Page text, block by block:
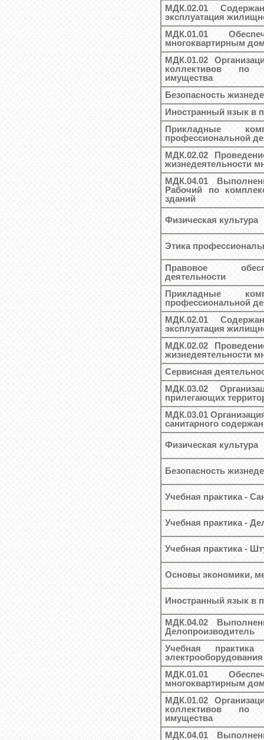
МДК.02.01
эксплуатация
МДК.01.01
многоквартирным
МДК.01.02
коллективов по
имущества
Безопасность
Иностранный язык в
Прикладные
профессиональной
МДК.02.02
жизнедеятельности
МДК.04.01
Рабочий по
зданий
Физическая культура
Этика
Правовое
деятельности
Прикладные
профессиональной
МДК.02.01
эксплуатация
МДК.02.02
жизнедеятельности
Сервисная
МДК.03.02
прилегающих
МДК.03.01
санитарного
Физическая культура
Безопасность
Учебная практика -
Учебная практика -
Учебная практика -
Основы экономики,
Иностранный язык в
МДК.04.02
Делопроизводитель
Учебная
МДК.01.01
многоквартирным
МДК.01.02
коллективов по
имущества
МДК.04.01